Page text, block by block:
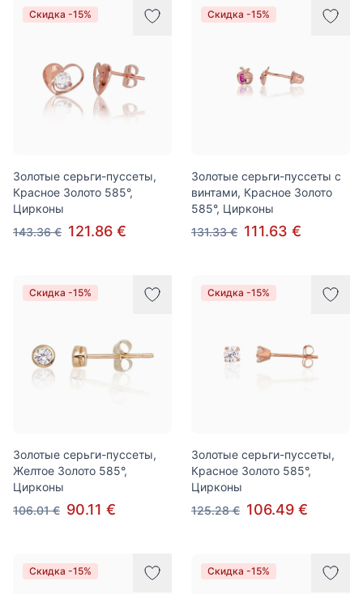
Скидка -15%
Золотые серьги-пуссеты,
Красное Золото 585°,
Цирконы
143.36 € 121.86 €
Скидка -15%
Золотые серьги-пуссеты с
винтами, Красное Золото
585°, Цирконы
131.33 € 111.63 €
Скидка -15%
Золотые серьги-пуссеты,
Желтое Золото 585°,
Цирконы
106.01 € 90.11 €
Скидка -15%
Золотые серьги-пуссеты,
Красное Золото 585°,
Цирконы
125.28 € 106.49 €
Скидка -15% Скидка -15%